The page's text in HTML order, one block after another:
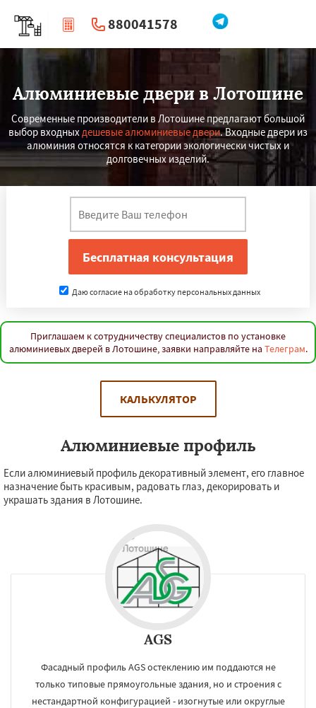
880041578
| Перезвоните мне
Алюминиевые двери в Лотошине
Современные производители в Лотошине предлагают большой
выбор входныхдешевые алюминиевые двери. Входные двери из
алюминия относятся к категории экологически чистых и
долговечных изделий.
Даю согласие на обработку персональных данных
Приглашаем к сотрудничеству специалистов по установке
алюминиевых дверей в Лотошине, заявки направляйте на Телеграм.
КАЛЬКУЛЯТОР
Алюминиевые профиль
Если алюминиевый профиль декоративный элемент, его главное
назначение быть красивым, радовать глаз, декорировать и
украшать здания в Лотошине.
AGS
Фасадный профиль AGS остеклению им поддаются не
только типовые прямоугольные здания, но и строения с
нестандартной конфигурацией - изогнутые или округлые